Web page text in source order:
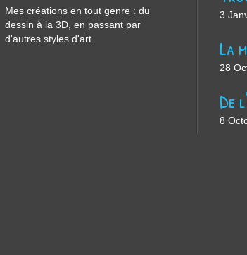
Mes créations en tout genre : du
dessin à la 3D, en passant par
d'autres styles d'art
3
28
8